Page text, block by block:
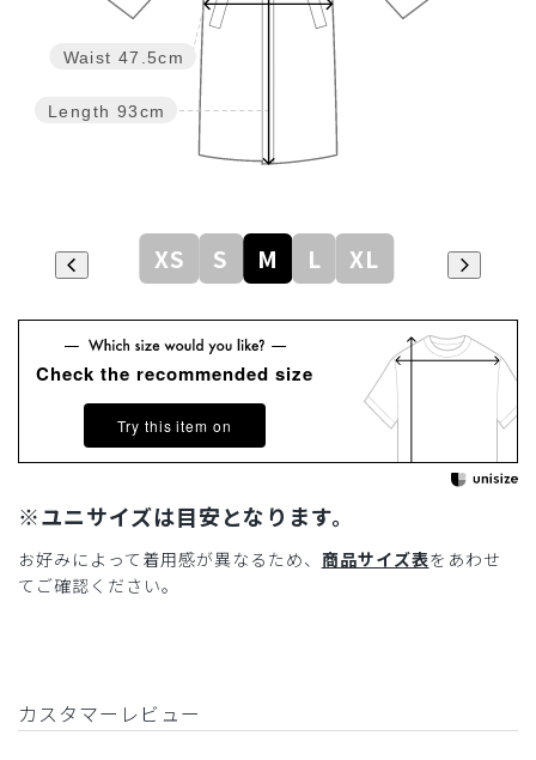
Length 93cm
Waist 47.5cm
XS S M L XL
Check the recommended size
Try this item on
※ユニサイズは目安となります。
お好みによって着用感が異なるため、 商品サイズ表をあわせ
てご確認ください。
カスタマーレビュー